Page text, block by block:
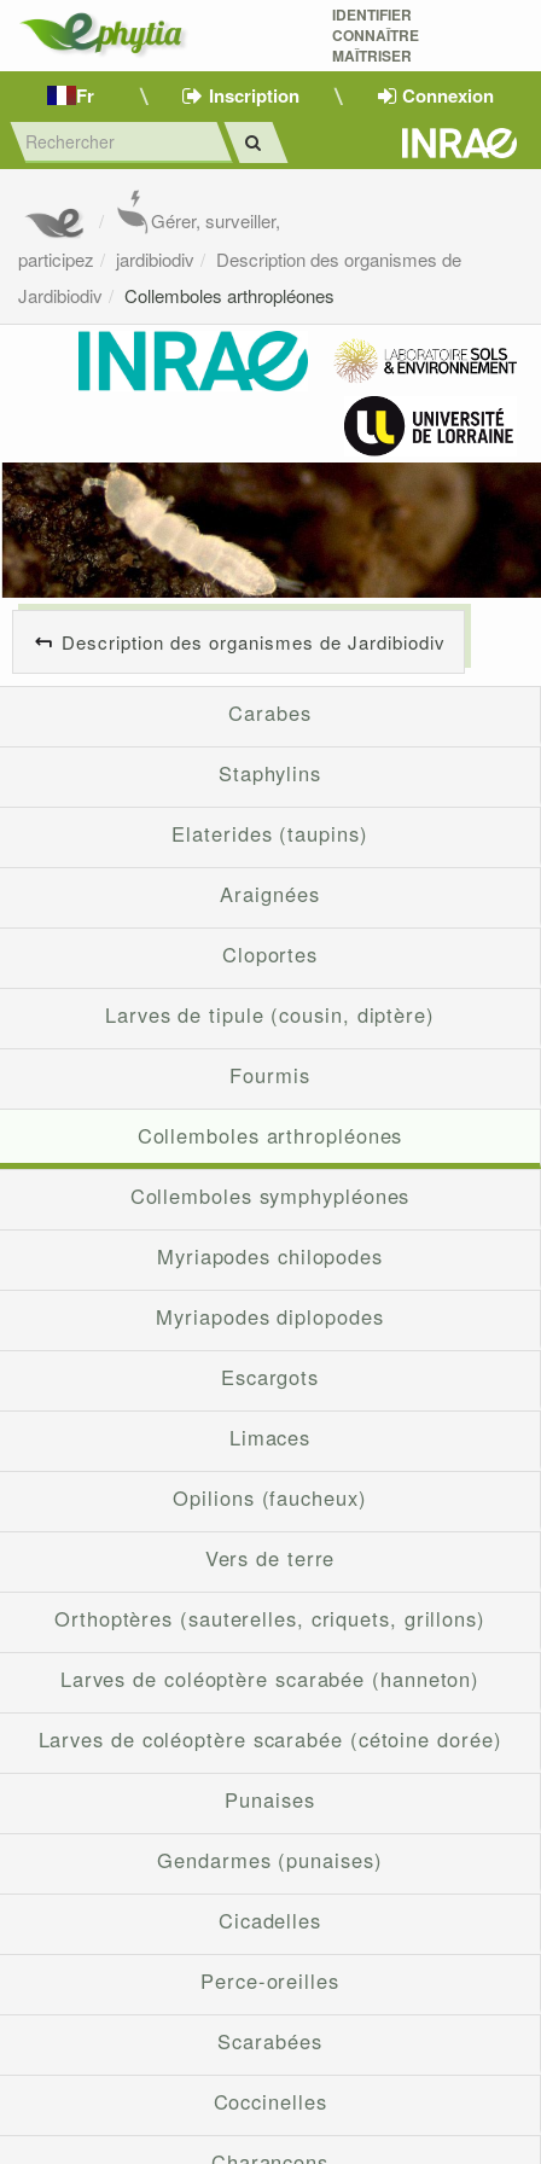
IDENTIFIER
CONNAÎTRE
MAÎTRISER
Fr Inscription Connexion
Gérer, surveiller,
participez
jardibiodiv
Description des organismes de
Jardibiodiv
Collemboles arthropléones
Description des organismes de Jardibiodiv
Carabes
Staphylins
Elaterides (taupins)
Araignées
Cloportes
Larves de tipule (cousin, diptère)
Fourmis
Collemboles arthropléones
Collemboles symphypléones
Myriapodes chilopodes
Myriapodes diplopodes
Escargots
Limaces
Opilions (faucheux)
Vers de terre
Orthoptères (sauterelles, criquets, grillons)
Larves de coléoptère scarabée (hanneton)
Larves de coléoptère scarabée (cétoine dorée)
Punaises
Gendarmes (punaises)
Cicadelles
Perce-oreilles
Scarabées
Coccinelles